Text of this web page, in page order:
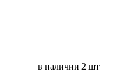
в наличии 2 шт